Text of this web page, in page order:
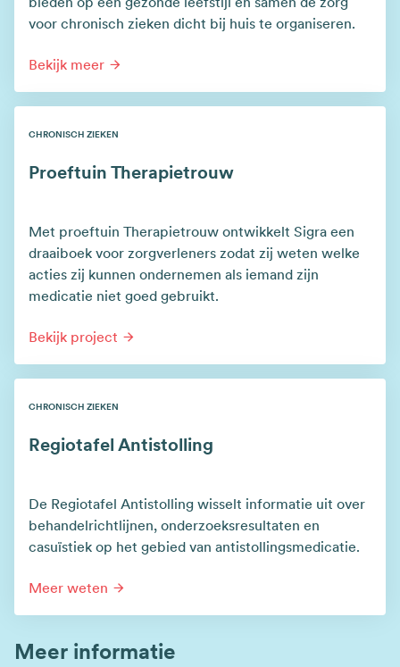
voor chronisch zieken dicht bij huis te organiseren.
Bekijk meer
Proeftuin Therapietrouw
CHRONISCH ZIEKEN
Met proeftuin Therapietrouw ontwikkelt Sigra een
draaiboek voor zorgverleners zodat zij weten welke
acties zij kunnen ondernemen als iemand zijn
medicatie niet goed gebruikt.
Bekijk project
Regiotafel Antistolling
CHRONISCH ZIEKEN
De Regiotafel Antistolling wisselt informatie uit over
behandelrichtlijnen, onderzoeksresultaten en
casuïstiek op het gebied van antistollingsmedicatie.
Meer weten
Meer informatie